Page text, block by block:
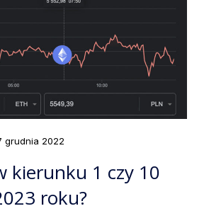
grudnia 2022
kierunku 1 czy 10
roku?